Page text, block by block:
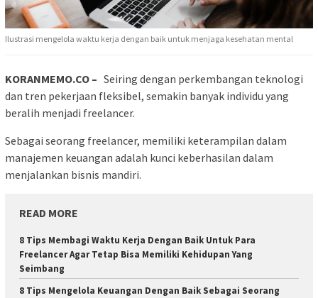
Ilustrasi mengelola waktu kerja dengan baik untuk menjaga kesehatan mental
KORANMEMO.CO – Seiring dengan perkembangan teknologi
dan tren pekerjaan fleksibel, semakin banyak individu yang
beralih menjadi freelancer.
Sebagai seorang freelancer, memiliki keterampilan dalam
manajemen keuangan adalah kunci keberhasilan dalam
menjalankan bisnis mandiri.
READ MORE
8 Tips Membagi Waktu Kerja Dengan Baik Untuk Para
Freelancer Agar Tetap Bisa Memiliki Kehidupan Yang
Seimbang
8 Tips Mengelola Keuangan Dengan Baik Sebagai Seorang